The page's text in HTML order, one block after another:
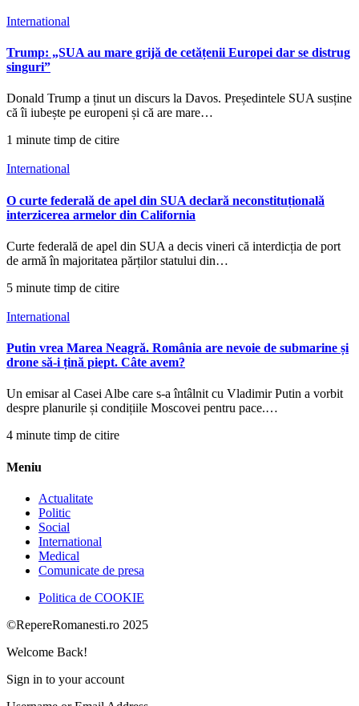
International
Trump: „SUA au mare grijă de cetățenii Europei dar se distrug
singuri”
Donald Trump a ținut un discurs la Davos. Președintele SUA susține
că îi iubește pe europeni și că are mare…
1 minute timp de citire
International
O curte federală de apel din SUA declară neconstituțională
interzicerea armelor din California
Curte federală de apel din SUA a decis vineri că interdicția de port
de armă în majoritatea părților statului din…
5 minute timp de citire
International
Putin vrea Marea Neagră. România are nevoie de submarine și
drone să-i țină piept. Câte avem?
Un emisar al Casei Albe care s-a întâlnit cu Vladimir Putin a vorbit
despre planurile și condițiile Moscovei pentru pace.…
4 minute timp de citire
Meniu
Actualitate
Politic
Social
International
Medical
Comunicate de presa
Politica de COOKIE
©RepereRomanesti.ro 2025
Welcome Back!
Sign in to your account